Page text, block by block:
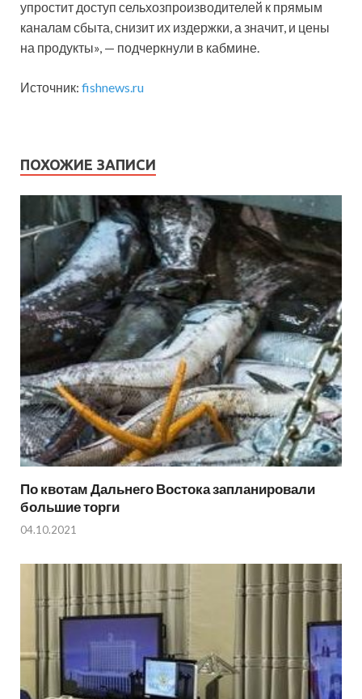
упростит доступ сельхозпроизводителей к прямым
каналам сбыта, снизит их издержки, а значит, и цены
на продукты», — подчеркнули в кабмине.
Источник: fishnews.ru
ПОХОЖИЕ ЗАПИСИ
По квотам Дальнего Востока запланировали
большие торги
04.10.2021